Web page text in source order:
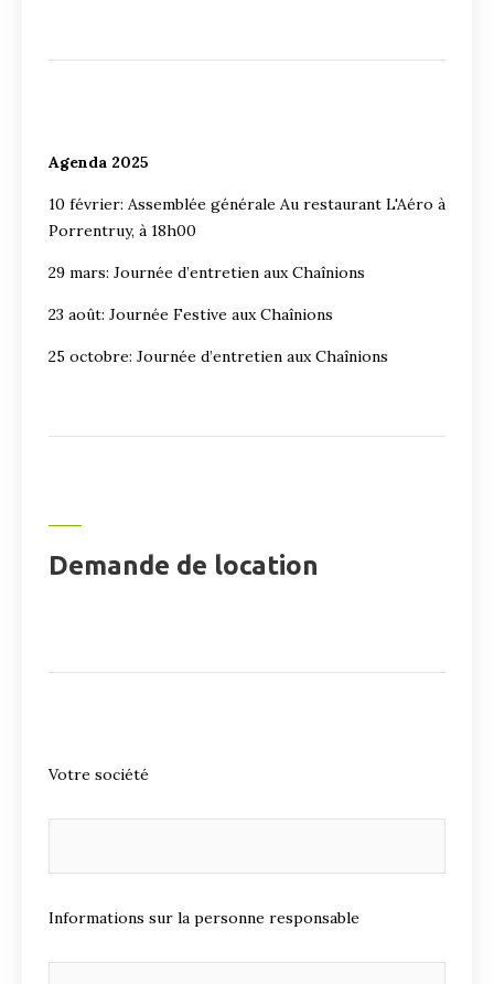
Agenda 2025
10 février: Assemblée générale Au restaurant L'Aéro à
Porrentruy, à 18h00
29 mars: Journée d’entretien aux Chaînions
23 août: Journée Festive aux Chaînions
25 octobre: Journée d’entretien aux Chaînions
Demande de location
Votre société
Informations sur la personne responsable